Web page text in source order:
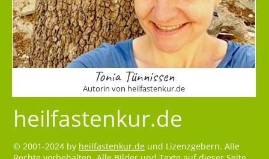
Tonia Tünnissen
Autorin von heilfastenkur.de
heilfastenkur.de
© 2001-2024 by heilfastenkur.de und Lizenzgebern. Alle